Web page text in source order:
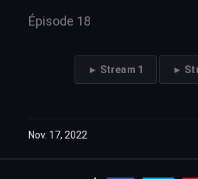
Épisode 18
► Stream 1 ►
Nov. 17, 2022